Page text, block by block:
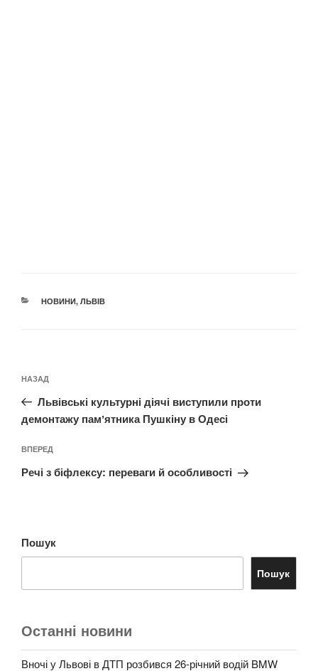
КАТЕГОРІЇ
НОВИНИ, ЛЬВІВ
записів
Попередній
запис:
НАЗАД
Львівські культурні діячі виступили проти
демонтажу памʼятника Пушкіну в Одесі
Наступний
запис
ВПЕРЕД
Речі з біфлексу: переваги й особливості
Пошук
Пошук
Останні новини
Вночі у Львові в ДТП розбився 26-річний водій BMW